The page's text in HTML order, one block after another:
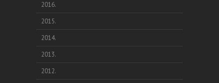
2016.
2015.
2014.
2013.
2012.